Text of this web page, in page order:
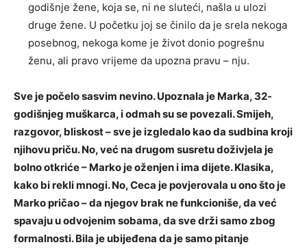
godišnje žene, koja se, ni ne sluteći, našla u ulozi
druge žene. U početku joj se činilo da je srela nekoga
posebnog, nekoga kome je život donio pogrešnu
ženu, ali pravo vrijeme da upozna pravu – nju.
Sve je počelo sasvim nevino. Upoznala je Marka, 32-
godišnjeg muškarca, i odmah su se povezali. Smijeh,
razgovor, bliskost – sve je izgledalo kao da sudbina kroji
njihovu priču. No, već na drugom susretu doživjela je
bolno otkriće – Marko je oženjen i ima dijete. Klasika,
kako bi rekli mnogi. No, Ceca je povjerovala u ono što je
Marko pričao – da njegov brak ne funkcioniše, da već
spavaju u odvojenim sobama, da sve drži samo zbog
formalnosti. Bila je ubijeđena da je samo pitanje